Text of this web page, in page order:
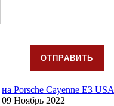
ОТПРАВИТЬ
на Porsche Cayenne E3 USA
09 Ноябрь 2022